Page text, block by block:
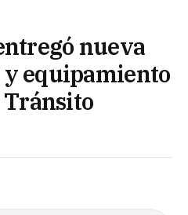
nueva
equipamiento
Tránsito